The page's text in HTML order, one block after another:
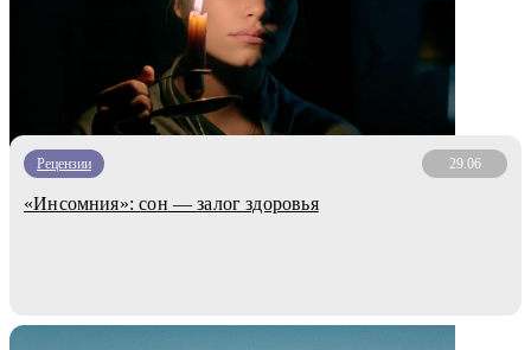
Рецензии 29.06
«Инсомния»: сон — залог здоровья